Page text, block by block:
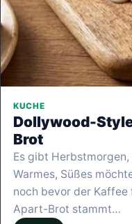
KUCHE
Dollywood-
Brot
Es gibt
Warmes, Süßes
noch bevor der
Apart-Brot stammt…